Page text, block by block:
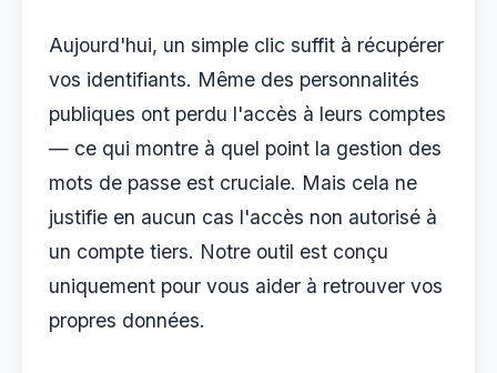
Aujourd'hui, un simple clic suffit à récupérer
vos identifiants. Même des personnalités
publiques ont perdu l'accès à leurs comptes
— ce qui montre à quel point la gestion des
mots de passe est cruciale. Mais cela ne
justifie en aucun cas l'accès non autorisé à
un compte tiers. Notre outil est conçu
uniquement pour vous aider à retrouver vos
propres données.